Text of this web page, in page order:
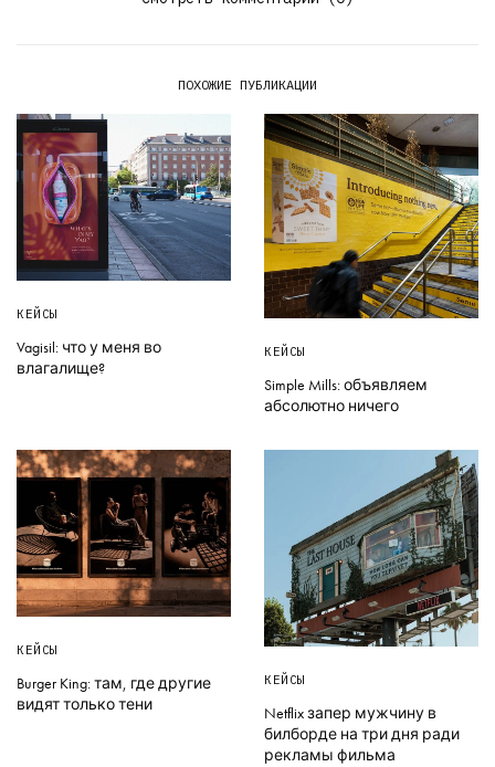
ПОХОЖИЕ ПУБЛИКАЦИИ
КЕЙСЫ
Vagisil: что у меня во
влагалище?
КЕЙСЫ
Simple Mills: объявляем
абсолютно ничего
КЕЙСЫ
Burger King: там, где другие
видят только тени
КЕЙСЫ
Netflix запер мужчину в
билборде на три дня ради
рекламы фильма